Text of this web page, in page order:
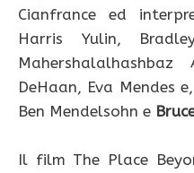
Cianfrance ed
Harris Yulin,
DeHaan, Eva
Ben Mendelsohn e
Il film The Place